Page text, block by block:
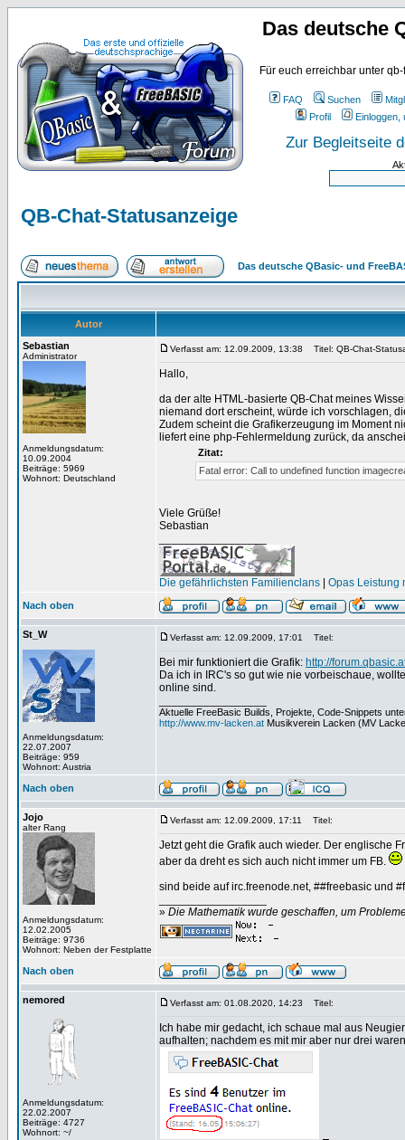
Das deutsche
Für euch erreichbar unter
FAQ Suchen
Profil
Einloggen,
Zur Begleitseite
QB-Chat-Statusanzeige
Das deutsche QBasic- und
Autor
Sebastian
Administrator
Anmeldungsdatum:
10.09.2004
Beiträge: 5969
Wohnort: Deutschland
Verfasst am: 12.09.2009, 13:38 Titel: QB-Chat-
Hallo,
da der alte HTML-basierte QB-Chat meines
niemand dort erscheint, würde ich vorschlagen,
Zudem scheint die Grafikerzeugung im Moment
liefert eine php-Fehlermeldung zurück, da
Zitat:
Fatal error: Call to undefined function
Viele Grüße!
Sebastian
Die gefährlichsten Familienclans Opas Leistung
Nach oben
St_W
Anmeldungsdatum:
22.07.2007
Beiträge: 959
Wohnort: Austria
Verfasst am: 12.09.2009, 17:01 Titel:
Bei mir funktioniert die Grafik: http://
Da ich in IRC's so gut wie nie vorbeischaue,
online sind.
Aktuelle FreeBasic Builds, Projekte, Code-Snippets
http://www.mv-lacken.at Musikverein Lacken (MV
Nach oben
Jojo
alter Rang
Anmeldungsdatum:
12.02.2005
Beiträge: 9736
Wohnort: Neben der Festplatte
Verfasst am: 12.09.2009, 17:11 Titel:
Jetzt geht die Grafik auch wieder. Der englische
aber da dreht es sich auch nicht immer um FB.
sind beide auf irc.freenode.net, ##freebasic und
» Die Mathematik wurde geschaffen, um
Nach oben
nemored
Anmeldungsdatum:
22.02.2007
Beiträge: 4727
Wohnort: ~/
Verfasst am: 01.08.2020, 14:23 Titel:
Ich habe mir gedacht, ich schaue mal aus
aufhalten; nachdem es mit mir aber nur drei